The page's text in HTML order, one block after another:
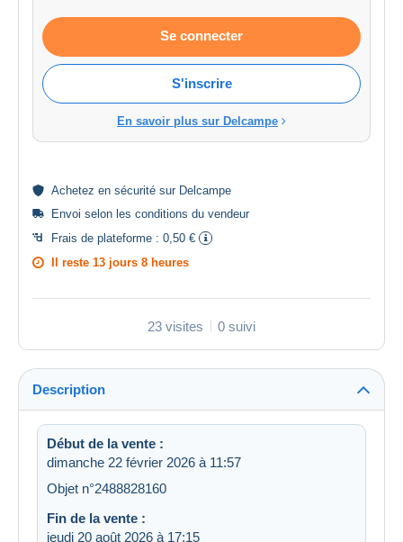
Se connecter
S'inscrire
En savoir plus sur Delcampe
Achetez en sécurité sur Delcampe
Envoi selon les conditions du vendeur
Frais de plateforme : 0,50 €
Il reste 13 jours 8 heures
23 visites 0 suivi
Description
Début de la vente :
dimanche 22 février 2026 à 11:57
Objet n°2488828160
Fin de la vente :
jeudi 20 août 2026 à 17:15